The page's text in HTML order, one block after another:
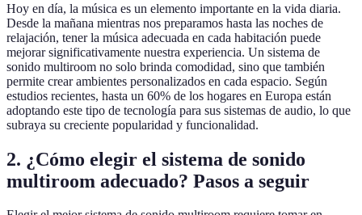
Hoy en día, la música es un elemento importante en la vida diaria.
Desde la mañana mientras nos preparamos hasta las noches de
relajación, tener la música adecuada en cada habitación puede
mejorar significativamente nuestra experiencia. Un sistema de
sonido multiroom no solo brinda comodidad, sino que también
permite crear ambientes personalizados en cada espacio. Según
estudios recientes, hasta un 60% de los hogares en Europa están
adoptando este tipo de tecnología para sus sistemas de audio, lo que
subraya su creciente popularidad y funcionalidad.
2. ¿Cómo elegir el sistema de sonido
multiroom adecuado? Pasos a seguir